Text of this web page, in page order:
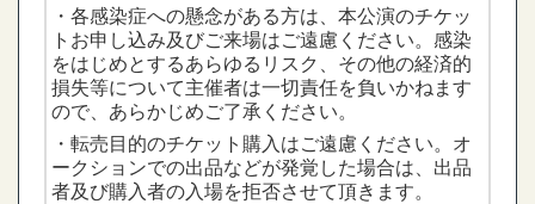
・各感染症への懸念がある方は、本公演のチケッ
トお申し込み及びご来場はご遠慮ください。感染
をはじめとするあらゆるリスク、その他の経済的
損失等について主催者は一切責任を負いかねます
ので、あらかじめご了承ください。
・転売目的のチケット購入はご遠慮ください。オ
ークションでの出品などが発覚した場合は、出品
者及び購入者の入場を拒否させて頂きます。